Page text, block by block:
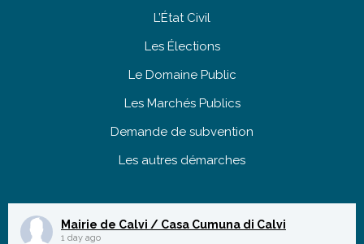
L’État Civil
Les Élections
Le Domaine Public
Les Marchés Publics
Demande de subvention
Les autres démarches
Mairie de Calvi / Casa Cumuna di Calvi
1 day ago